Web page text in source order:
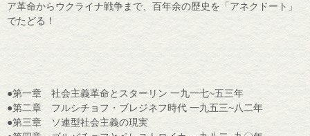
ア革命からウクライナ戦争まで、百年余の歴史を「アネクドート」
でたどる！
●第一章 社会主義革命とスターリン 一九一七~五三年
●第二章 フルシチョフ・ブレジネフ時代 一九五三~八二年
●第三章 ソ連型社会主義の現実